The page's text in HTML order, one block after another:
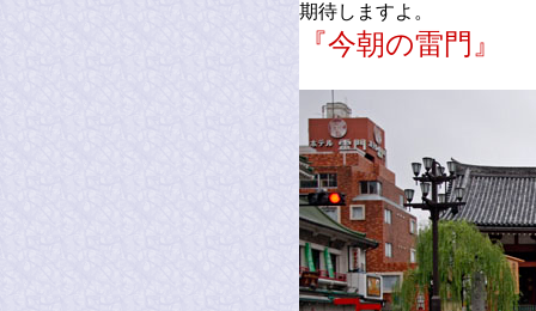
期待しますよ。
『今朝の雷門』